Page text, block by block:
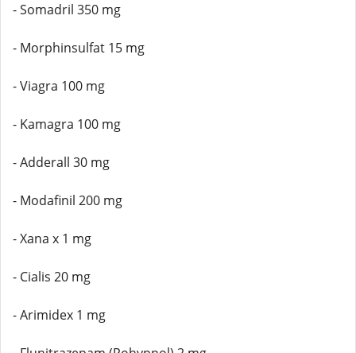
- Somadril 350 mg
- Morphinsulfat 15 mg
- Viagra 100 mg
- Kamagra 100 mg
- Adderall 30 mg
- Modafinil 200 mg
- Xana x 1 mg
- Cialis 20 mg
- Arimidex 1 mg